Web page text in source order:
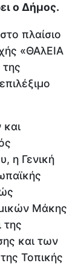
ο Δήμος.
πλαίσιο
«ΘΑλΕΙΑ
και
η Γενική
Μάκης
της
και των
Τοπικής